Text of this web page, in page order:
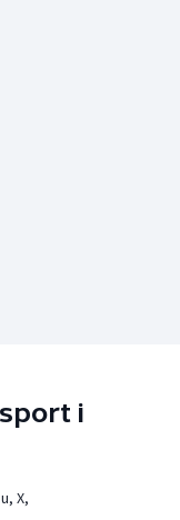
i
X,